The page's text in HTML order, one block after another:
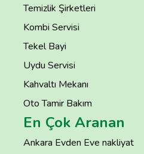
Temizlik Şirketleri
Kombi Servisi
Tekel Bayi
Uydu Servisi
Kahvaltı Mekanı
Oto Tamir Bakım
En Çok Aranan
Ankara Evden Eve nakliyat